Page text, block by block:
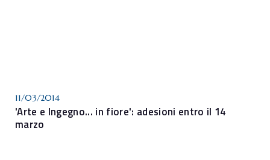
11/03/2014
'Arte e Ingegno... in fiore': adesioni entro il 14
marzo